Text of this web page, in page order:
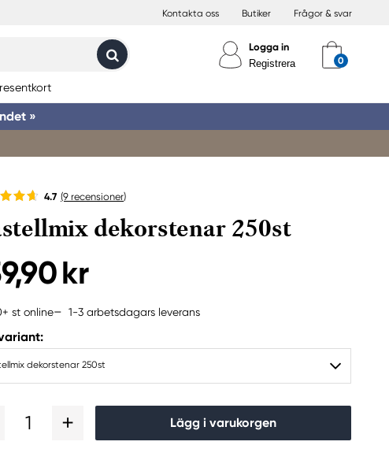
Kontakta oss Butiker Frågor & svar
Logga in
Registrera
»
4.7 (9 recensioner)
dekorstenar 250st
kr
st online 1-3 arbetsdagars leverans
dekorstenar 250st
1 Lägg i varukorgen